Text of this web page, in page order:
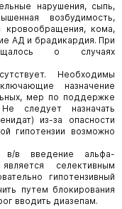
нарушения, сыпь,
возбудимость,
кровообращения, кома,
АД и брадикардия. При
о случаях
Необходимы
назначение
мер по поддержке
следует назначать
из-за опасности
гипотензии возможно
в введение альфа-
селективным
гипотензивный
путем блокирования
вводить диазепам.